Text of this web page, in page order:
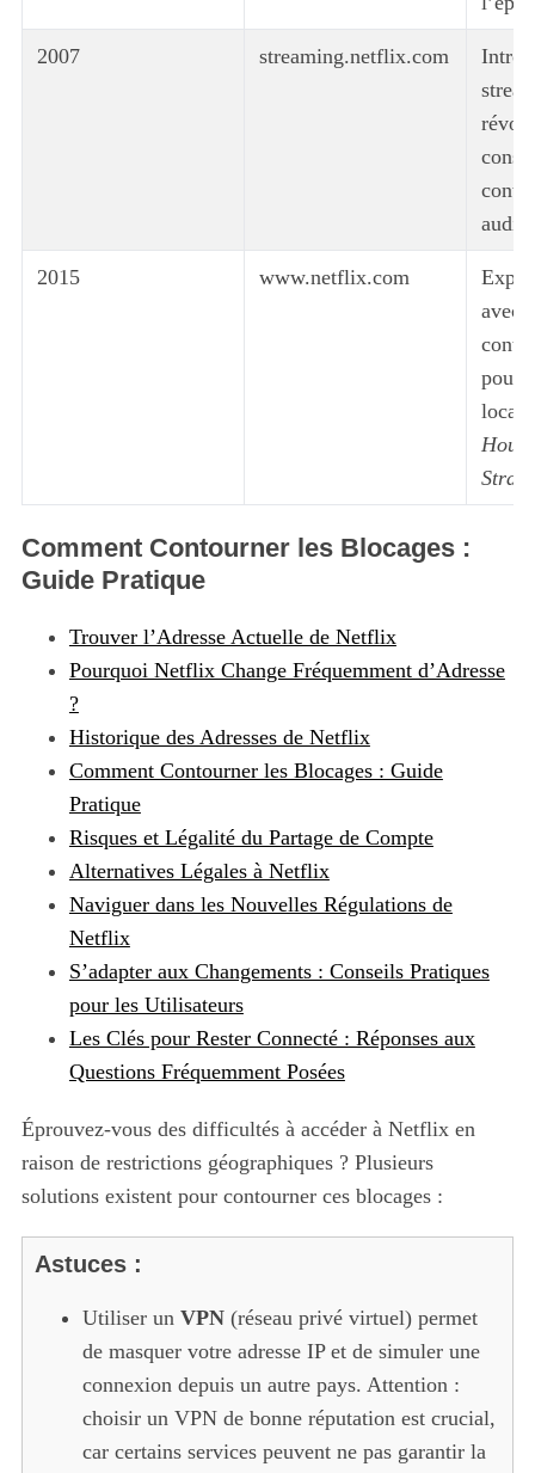
2007 streaming.netflix.com
2015 www.netflix.com
avec
pour
Comment Contourner les Blocages :
Guide Pratique
Trouver l’Adresse Actuelle de Netflix
Pourquoi Netflix Change Fréquemment d’Adresse
?
Historique des Adresses de Netflix
Comment Contourner les Blocages : Guide
Pratique
Risques et Légalité du Partage de Compte
Alternatives Légales à Netflix
Naviguer dans les Nouvelles Régulations de
Netflix
S’adapter aux Changements : Conseils Pratiques
pour les Utilisateurs
Les Clés pour Rester Connecté : Réponses aux
Questions Fréquemment Posées
Éprouvez-vous des difficultés à accéder à Netflix en
raison de restrictions géographiques ? Plusieurs
solutions existent pour contourner ces blocages :
Astuces :
Utiliser un VPN(réseau privé virtuel) permet
de masquer votre adresse IP et de simuler une
connexion depuis un autre pays. Attention :
choisir un VPN de bonne réputation est crucial,
car certains services peuvent ne pas garantir la